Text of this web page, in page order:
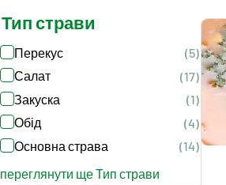
Тип страви
Перекус
(5)
Салат
(17)
Закуска
(1)
Обід
(4)
Основна страва
(14)
переглянути ще Тип страви